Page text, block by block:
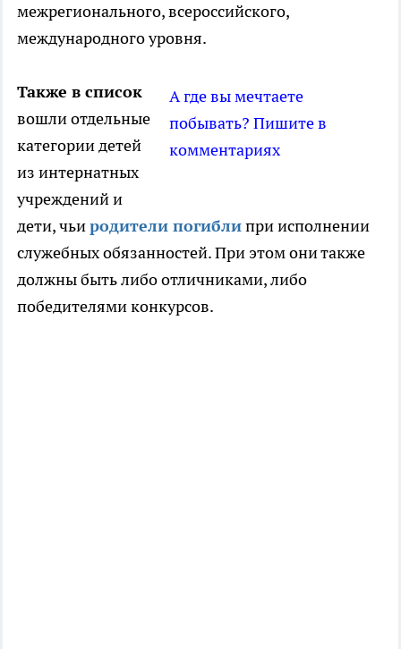
межрегионального, всероссийского,
международного уровня.
А где вы мечтаете
побывать? Пишите в
комментариях
Также в список
вошли отдельные
категории детей
из интернатных
учреждений и
дети, чьиродители погиблипри исполнении
служебных обязанностей. При этом они также
должны быть либо отличниками, либо
победителями конкурсов.